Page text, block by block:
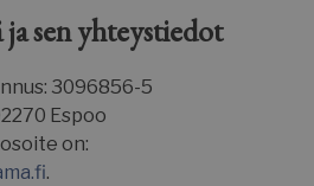
sen yhteystiedot
3096856-5
Espoo
on:
.